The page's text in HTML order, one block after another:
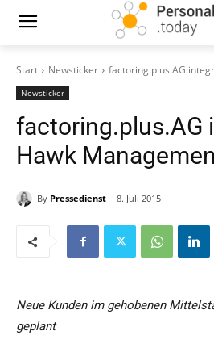
Start Newsticker factoring.plus.AG
Newsticker
factoring.plus.AG
Hawk
By Pressedienst 8. Juli 2015
Neue Kunden im gehobenen
geplant